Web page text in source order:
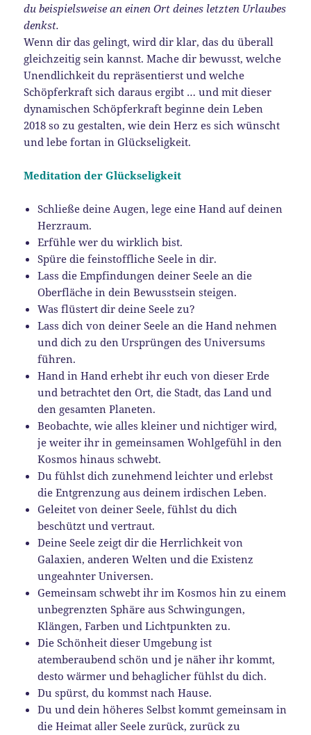
du beispielsweise an einen Ort deines letzten Urlaubes
denkst.
Wenn dir das gelingt, wird dir klar, das du überall
gleichzeitig sein kannst. Mache dir bewusst, welche
Unendlichkeit du repräsentierst und welche
Schöpferkraft sich daraus ergibt … und mit dieser
dynamischen Schöpferkraft beginne dein Leben
2018 so zu gestalten, wie dein Herz es sich wünscht
und lebe fortan in Glückseligkeit.
Meditation der Glückseligkeit
Schließe deine Augen, lege eine Hand auf deinen
Herzraum.
Erfühle wer du wirklich bist.
Spüre die feinstoffliche Seele in dir.
Lass die Empfindungen deiner Seele an die
Oberfläche in dein Bewusstsein steigen.
Was flüstert dir deine Seele zu?
Lass dich von deiner Seele an die Hand nehmen
und dich zu den Ursprüngen des Universums
führen.
Hand in Hand erhebt ihr euch von dieser Erde
und betrachtet den Ort, die Stadt, das Land und
den gesamten Planeten.
Beobachte, wie alles kleiner und nichtiger wird,
je weiter ihr in gemeinsamen Wohlgefühl in den
Kosmos hinaus schwebt.
Du fühlst dich zunehmend leichter und erlebst
die Entgrenzung aus deinem irdischen Leben.
Geleitet von deiner Seele, fühlst du dich
beschützt und vertraut.
Deine Seele zeigt dir die Herrlichkeit von
Galaxien, anderen Welten und die Existenz
ungeahnter Universen.
Gemeinsam schwebt ihr im Kosmos hin zu einem
unbegrenzten Sphäre aus Schwingungen,
Klängen, Farben und Lichtpunkten zu.
Die Schönheit dieser Umgebung ist
atemberaubend schön und je näher ihr kommt,
desto wärmer und behaglicher fühlst du dich.
Du spürst, du kommst nach Hause.
Du und dein höheres Selbst kommt gemeinsam in
die Heimat aller Seele zurück, zurück zu